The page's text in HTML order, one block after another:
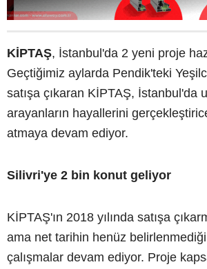
KİPTAŞ, İstanbul'da 2 yeni proje
Geçtiğimiz aylarda Pendik'teki
satışa çıkaran KİPTAŞ, İstanbul'da
arayanların hayallerini
atmaya devam ediyor.
Silivri'ye 2 bin konut geliyor
KİPTAŞ'ın 2018 yılında satışa
ama net tarihin henüz
çalışmalar devam ediyor. Proje